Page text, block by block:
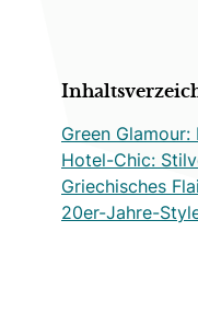
Green
Hotel-Chic:
Griechisches
20er-Jahre-